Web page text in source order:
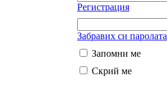
Регистрация
Забравих си паролата
Запомни ме
Скрий ме